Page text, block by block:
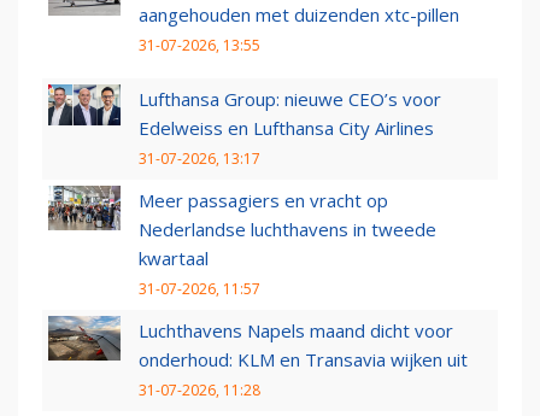
aangehouden met duizenden xtc-pillen
31-07-2026, 13:55
Lufthansa Group: nieuwe CEO’s voor
Edelweiss en Lufthansa City Airlines
31-07-2026, 13:17
Meer passagiers en vracht op
Nederlandse luchthavens in tweede
kwartaal
31-07-2026, 11:57
Luchthavens Napels maand dicht voor
onderhoud: KLM en Transavia wijken uit
31-07-2026, 11:28